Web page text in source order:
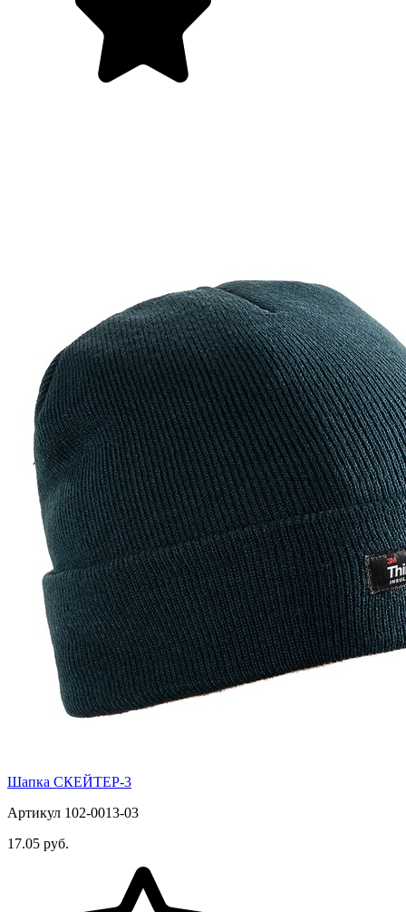
Шапка СКЕЙТЕР-3
Артикул 102-0013-03
17.05 руб.